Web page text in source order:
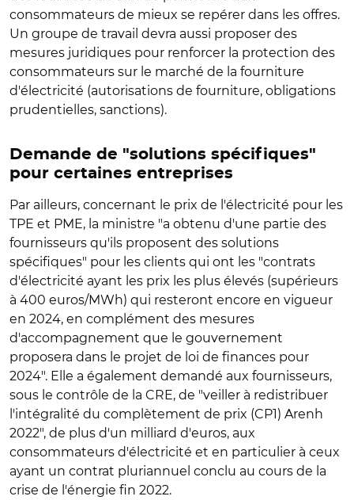
consommateurs de mieux se repérer dans les offres.
Un groupe de travail devra aussi proposer des
mesures juridiques pour renforcer la protection des
consommateurs sur le marché de la fourniture
d'électricité (autorisations de fourniture, obligations
prudentielles, sanctions).
Demande de "solutions spécifiques"
pour certaines entreprises
Par ailleurs, concernant le prix de l'électricité pour les
TPE et PME, la ministre "a obtenu d'une partie des
fournisseurs qu'ils proposent des solutions
spécifiques" pour les clients qui ont les "contrats
d'électricité ayant les prix les plus élevés (supérieurs
à 400 euros/MWh) qui resteront encore en vigueur
en 2024, en complément des mesures
d'accompagnement que le gouvernement
proposera dans le projet de loi de finances pour
2024". Elle a également demandé aux fournisseurs,
sous le contrôle de la CRE, de "veiller à redistribuer
l'intégralité du complètement de prix (CP1) Arenh
2022", de plus d'un milliard d'euros, aux
consommateurs d'électricité et en particulier à ceux
ayant un contrat pluriannuel conclu au cours de la
crise de l'énergie fin 2022.